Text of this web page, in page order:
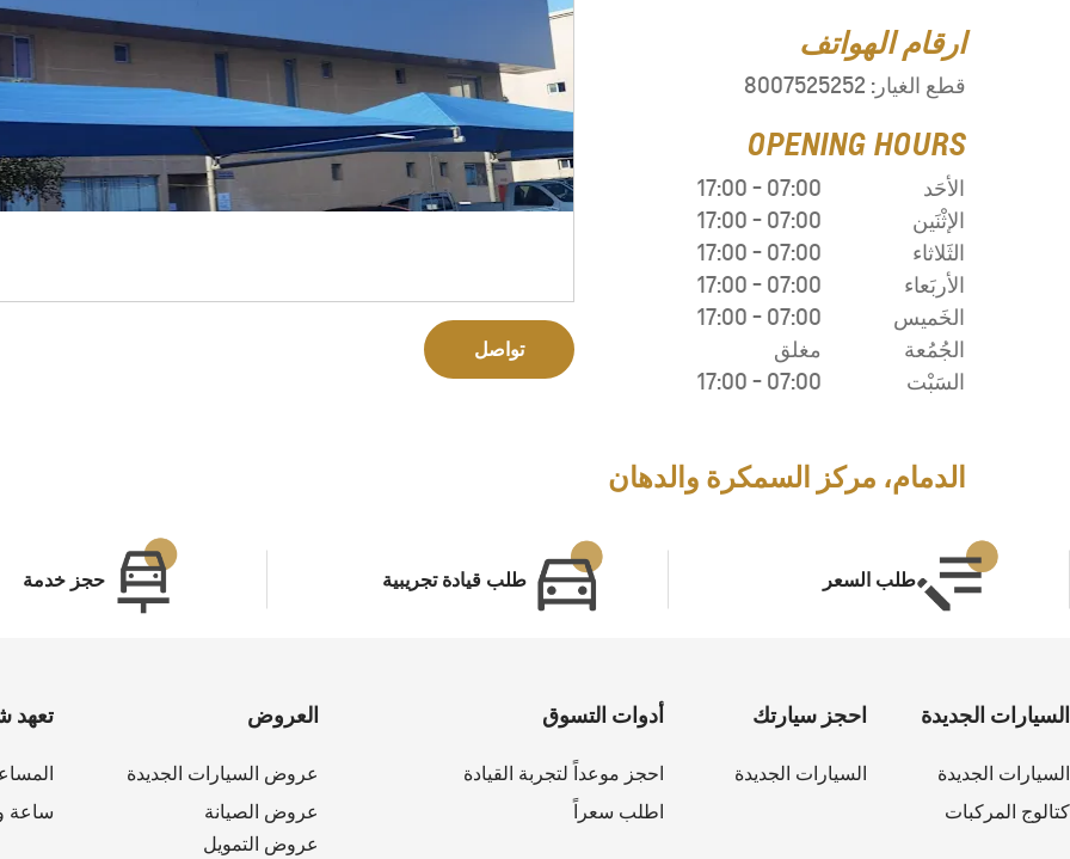
ارقام الهواتف
قطع الغيار: 8007525252
OPENING HOURS
الأحَد 07:00
-
17:00
الإثْنَين
07:00
-
17:00
الثَلاثاء
07:00
-
17:00
الأربَعاء
07:00
-
17:00
الخَميس
07:00
-
17:00
الجُمُعة
مغلق
السَبْت
07:00
-
17:00
تواصل
الدمام، مركز السمكرة والدهان
طلب السعر طلب قيادة تجريبية حجز خدمة
السيارات الجديدة
السيارات الجديدة
كتالوج المركبات
احجز سيارتك
السيارات الجديدة
أدوات التسوق
احجز موعداً لتجربة القيادة
اطلب سعراً
العروض
عروض السيارات الجديدة
عروض الصيانة
عروض التمويل
تعهد
ساعة